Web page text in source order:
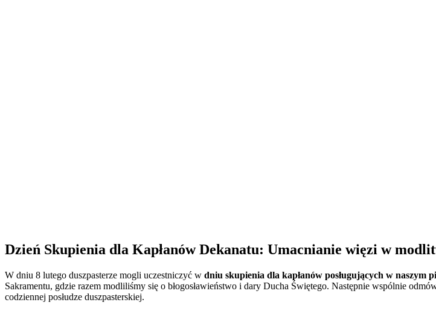
Dzień Skupienia dla Kapłanów Dekanatu: Umacnianie więzi w
W dniu 8 lutego duszpasterze mogli uczestniczyć w dniu skupienia dla kapłanów posługujących w naszym
Sakramentu, gdzie razem modliliśmy się o błogosławieństwo i dary Ducha Świętego. Następnie wspólnie
codziennej posłudze duszpasterskiej.